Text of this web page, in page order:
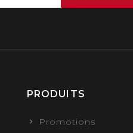
PRODUITS
Promotions